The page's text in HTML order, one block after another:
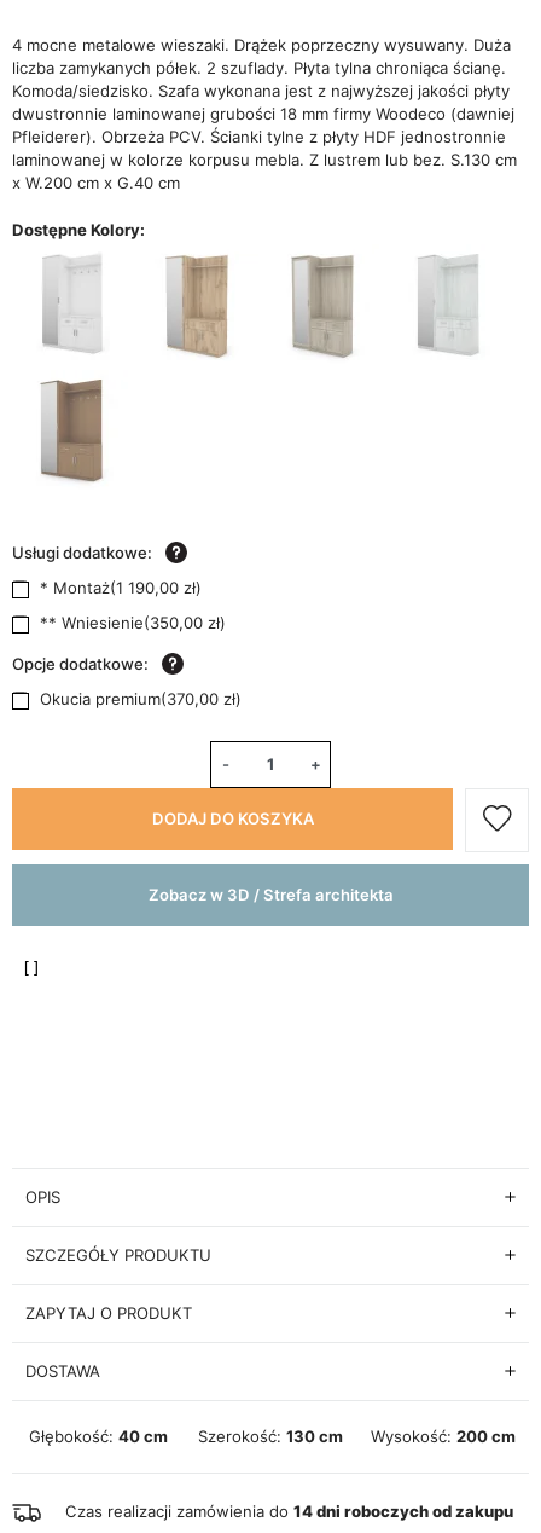
4 mocne metalowe wieszaki. Drążek poprzeczny wysuwany. Duża
liczba zamykanych półek. 2 szuflady. Płyta tylna chroniąca ścianę.
Komoda/siedzisko. Szafa wykonana jest z najwyższej jakości płyty
dwustronnie laminowanej grubości 18 mm firmy Woodeco (dawniej
Pfleiderer). Obrzeża PCV. Ścianki tylne z płyty HDF jednostronnie
laminowanej w kolorze korpusu mebla. Z lustrem lub bez. S.130 cm
x W.200 cm x G.40 cm
Dostępne Kolory:
Usługi dodatkowe:
* Montaż(1 190,00 zł)
** Wniesienie(350,00 zł)
Opcje dodatkowe:
Okucia premium(370,00 zł)
- +
DODAJ DO KOSZYKA
Zobacz w 3D / Strefa architekta
OPIS
SZCZEGÓŁY PRODUKTU
ZAPYTAJ O PRODUKT
DOSTAWA
Głębokość: 40 cm Szerokość: 130 cm Wysokość: 200 cm
Czas realizacji zamówienia do 14 dni roboczych od zakupu